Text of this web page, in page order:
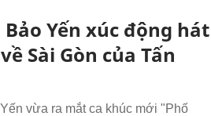
Bảo Yến xúc động hát
Sài Gòn của Tấn
vừa ra mắt ca khúc mới "Phố